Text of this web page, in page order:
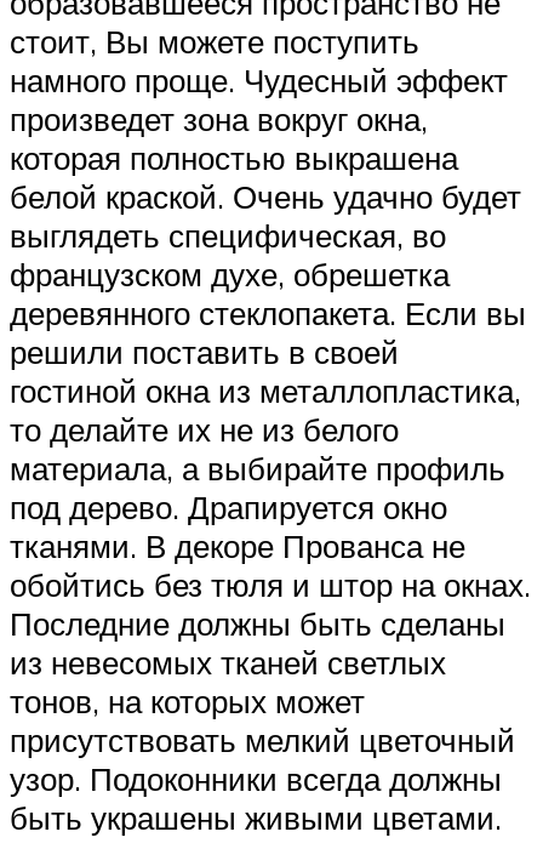
стоит, Вы можете поступить
намного проще. Чудесный эффект
произведет зона вокруг окна,
которая полностью выкрашена
белой краской. Очень удачно будет
выглядеть специфическая, во
французском духе, обрешетка
деревянного стеклопакета. Если вы
решили поставить в своей
гостиной окна из металлопластика,
то делайте их не из белого
материала, а выбирайте профиль
под дерево. Драпируется окно
тканями. В декоре Прованса не
обойтись без тюля и штор на окнах.
Последние должны быть сделаны
из невесомых тканей светлых
тонов, на которых может
присутствовать мелкий цветочный
узор. Подоконники всегда должны
быть украшены живыми цветами.